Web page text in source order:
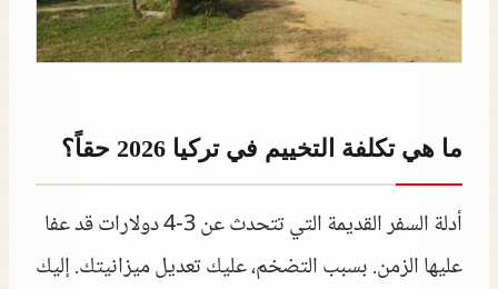
ما هي تكلفة التخييم في تركيا 2026 حقاً؟
أدلة السفر القديمة التي تتحدث عن 3-4 دولارات قد عفا
عليها الزمن. بسبب التضخم، عليك تعديل ميزانيتك. إليك